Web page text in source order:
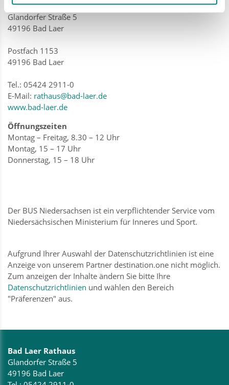
Gemeinde Bad Laer
Glandorfer Straße 5
49196 Bad Laer
Postfach 1153
49196 Bad Laer
Tel.: 05424 2911-0
E-Mail: rathaus@bad-laer.de
www.bad-laer.de
Öffnungszeiten
Montag – Freitag, 8.30 – 12 Uhr
Montag, 15 – 17 Uhr
Donnerstag, 15 – 18 Uhr
Der BUS Niedersachsen ist ein verpflichtender Service vom
Niedersächsischen Ministerium für Inneres und Sport.
Aufgrund Ihrer Auswahl der Datenschutzrichtlinien ist eine
Anzeige von unserem Partner destination.one nicht möglich.
Zum anzeigen der Inhalte ändern Sie bitte Ihre
Datenschutzrichtlinien und wählen den Bereich
"Präferenzen" aus.
Bad Laer Rathaus
Glandorfer Straße 5
49196 Bad Laer